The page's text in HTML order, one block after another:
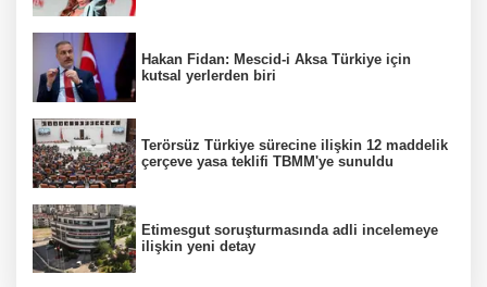
Hakan Fidan: Mescid-i Aksa Türkiye için
kutsal yerlerden biri
Terörsüz Türkiye sürecine ilişkin 12 maddelik
çerçeve yasa teklifi TBMM'ye sunuldu
Etimesgut soruşturmasında adli incelemeye
ilişkin yeni detay